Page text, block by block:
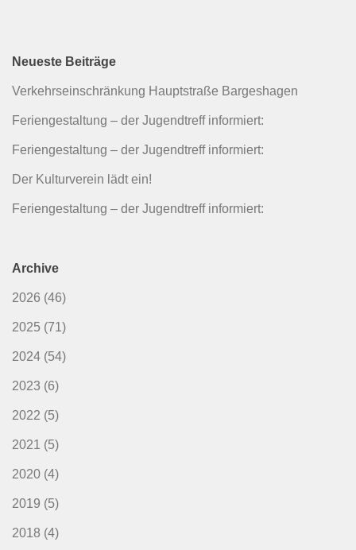
Neueste Beiträge
Verkehrseinschränkung Hauptstraße Bargeshagen
Feriengestaltung – der Jugendtreff informiert:
Feriengestaltung – der Jugendtreff informiert:
Der Kulturverein lädt ein!
Feriengestaltung – der Jugendtreff informiert:
Archive
2026 (46)
2025 (71)
2024 (54)
2023 (6)
2022 (5)
2021 (5)
2020 (4)
2019 (5)
2018 (4)